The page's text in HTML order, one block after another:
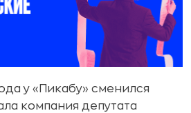
у «Пикабу» сменился
компания депутата